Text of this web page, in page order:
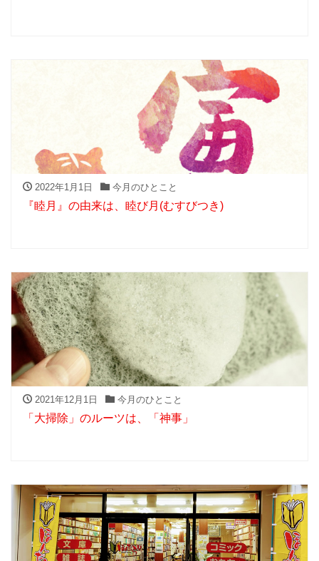
2022年1月1日 今月のひとこと
『睦月』の由来は、睦び月(むすびつき)
2021年12月1日 今月のひとこと
「大掃除」のルーツは、「神事」